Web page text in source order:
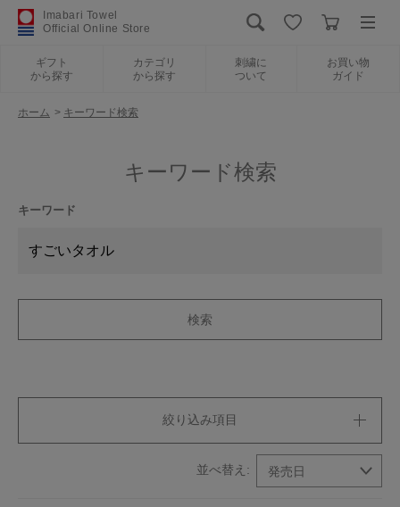
Imabari Towel
Official Online Store
ギフト
から探す
カテゴリ
から探す
刺繍に
ついて
お買い物
ガイド
カテゴリから探す
刺繍について
今治タオルについて
ホーム > キーワード検索
キーワード検索
絞り込み項目
キーワード